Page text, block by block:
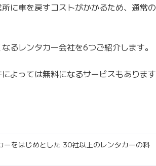
に車を戻すコストがかかるため、通常の
るレンタカー会社を6つご紹介します。
よっては無料になるサービスもあります
をはじめとした 30社以上のレンタカーの料